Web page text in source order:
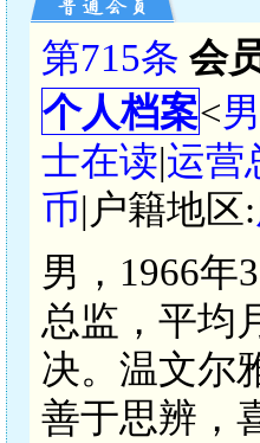
第715条 会
个人档案<男
士在读|运营
币|户籍地区:
男，1966年
总监，平均
决。温文尔
善于思辨，